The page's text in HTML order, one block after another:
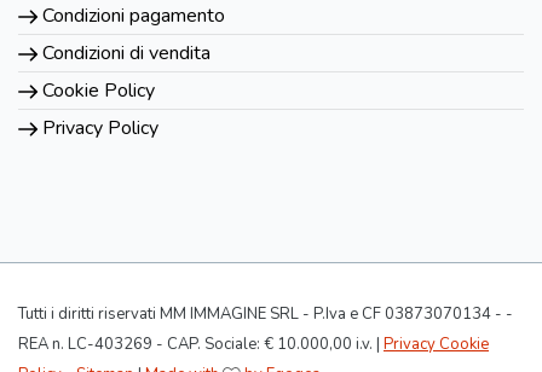
Condizioni pagamento
Condizioni di vendita
Cookie Policy
Privacy Policy
Tutti i diritti riservati MM IMMAGINE SRL - P.Iva e CF 03873070134 - -
REA n. LC-403269 - CAP. Sociale: € 10.000,00 i.v. | Privacy Cookie